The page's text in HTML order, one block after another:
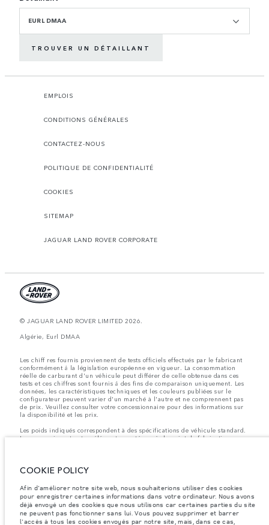
EURL DMAA
TROUVER UN DÉTAILLANT
EMPLOIS
CONDITIONS GÉNÉRALES
CONTACTEZ-NOUS
POLITIQUE DE CONFIDENTIALITÉ
COOKIES
SITEMAP
JAGUAR LAND ROVER CORPORATE
© JAGUAR LAND ROVER LIMITED 2026.
Algérie, Eurl DMAA
Les chiff res fournis proviennent de tests officiels effectués par le fabricant
conformément å la législation européenne en vigueur. La consommation
réelle de carburant d'un véhicule peut différer de celle obtenue dans ces
tests et ces chiffres sont fournis å des fins de comparaison uniquement. Les
données, les caractéristiques techniques et les couleurs publiées sur le
configurateur peuvent varier d'un marché à l'autre et ne comprennent pas
de prix. Veuillez consulter votre concessionnaire pour des informations sur
la disponibilité et les prix.
Les poids indiqués correspondent à des spécifications de véhicule standard.
Les accessoires et autres éléments montés après le point de fabrication
et des carburants.
Remarque importante sur les images et les spécifications.
La pénurie
mondiale de semi-conducteurs affecte actuellement les spécifications de
construction des véhicules, la disponibilité des options et les délais de
construction. Cette situation s’avère très fluctuante, et par conséquent, les
images utilisées actuellement sur le site Web peuvent ne pas refléter
COOKIE POLICY
Afin d'améliorer notre site web, nous souhaiterions utiliser des cookies
pour enregistrer certaines informations dans votre ordinateur. Nous avons
déjà envoyé un des cookies que nous utilisons car certaines parties du site
ne peuvent pas fonctionner sans lui. Vous pouvez supprimer et barrer
l'accès à tous les cookies envoyés par notre site, mais, dans ce cas,